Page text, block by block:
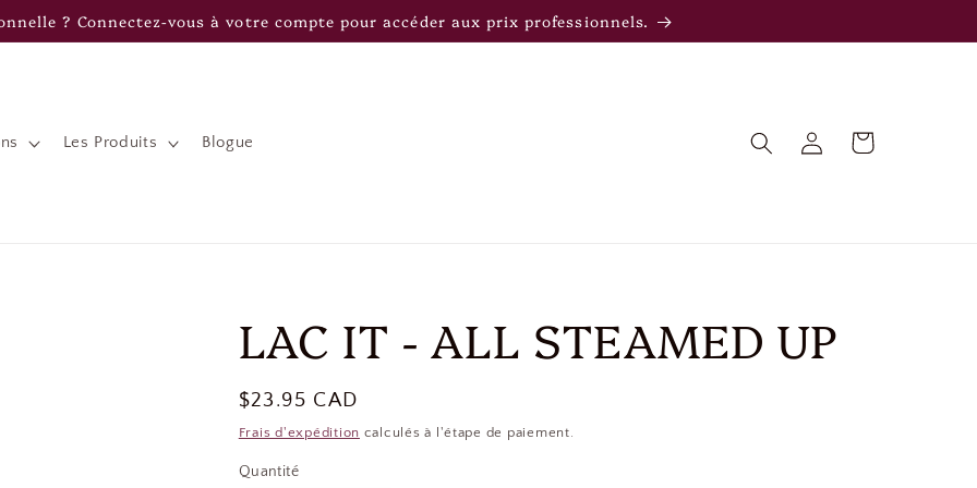
? Connectez-vous à votre compte pour accéder aux prix professionnels.
Les Produits Blogue ConnexionPanier
LAC IT - ALL STEAMED UP
Prix
habituel
$23.95 CAD
Frais d'expédition calculés à l'étape de paiement.
Quantité